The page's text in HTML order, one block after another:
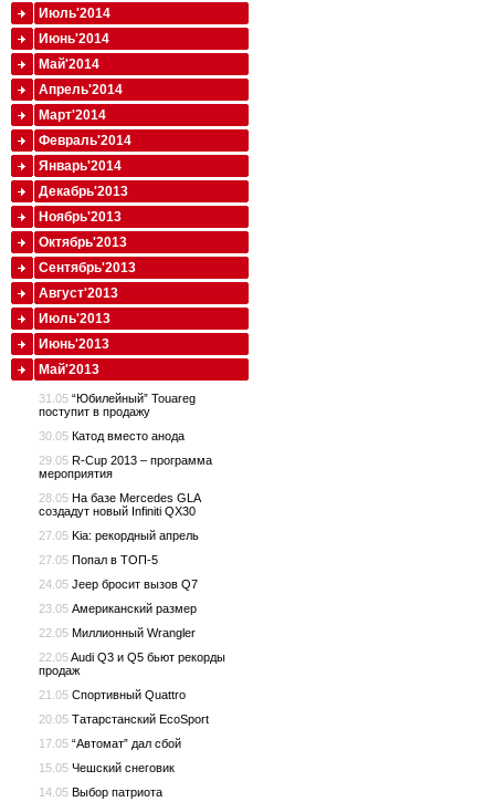
Июль'2014
Июнь'2014
Май'2014
Апрель'2014
Март'2014
Февраль'2014
Январь'2014
Декабрь'2013
Ноябрь'2013
Октябрь'2013
Сентябрь'2013
Август'2013
Июль'2013
Июнь'2013
Май'2013
31.05 “Юбилейный” Touareg
поступит в продажу
30.05 Катод вместо анода
29.05 R-Cup 2013 – программа
мероприятия
28.05 На базе Mercedes GLA
создадут новый Infiniti QX30
27.05 Kia: рекордный апрель
27.05 Попал в ТОП-5
24.05 Jeep бросит вызов Q7
23.05 Американский размер
22.05 Миллионный Wrangler
22.05Audi Q3 и Q5 бьют рекорды
продаж
21.05 Спортивный Quattro
20.05 Татарстанский EcoSport
17.05 “Автомат” дал сбой
15.05 Чешский снеговик
14.05 Выбор патриота